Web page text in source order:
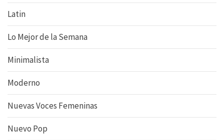
Latin
Lo Mejor de la Semana
Minimalista
Moderno
Nuevas Voces Femeninas
Nuevo Pop